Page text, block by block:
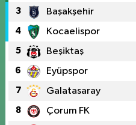
3 Başakşehir
4 Kocaelispor
5 Beşiktaş
6 Eyüpspor
7 Galatasaray
8 Çorum FK